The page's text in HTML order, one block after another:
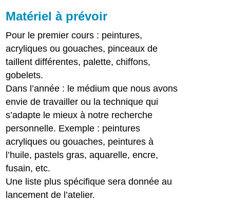
Matériel à prévoir
Pour le premier cours : peintures,
acryliques ou gouaches, pinceaux de
taillent différentes, palette, chiffons,
gobelets.
Dans l’année : le médium que nous avons
envie de travailler ou la technique qui
s’adapte le mieux à notre recherche
personnelle. Exemple : peintures
acryliques ou gouaches, peintures à
l’huile, pastels gras, aquarelle, encre,
fusain, etc.
Une liste plus spécifique sera donnée au
lancement de l’atelier.